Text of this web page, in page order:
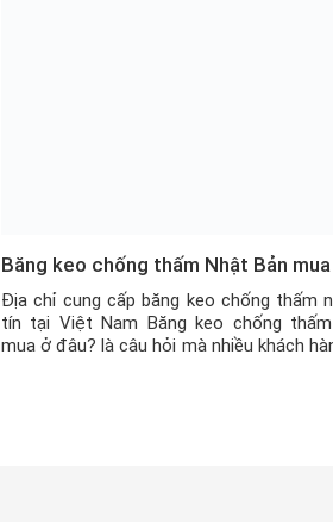
Băng keo chống thấm Nhật Bản
Địa chỉ cung cấp băng keo chống thấm
tín tại Việt Nam Băng keo chống
mua ở đâu? là câu hỏi mà nhiều khách